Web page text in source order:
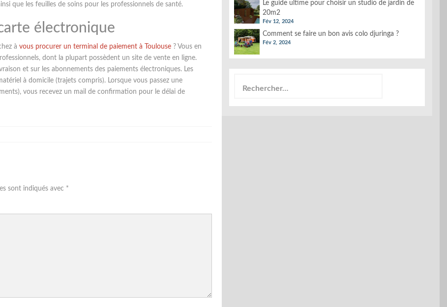
que les feuilles de soins pour les professionnels de santé.
électronique
à vous procurer un terminal de paiement à Toulouse ? Vous en
dont la plupart possèdent un site de vente en ligne.
et sur les abonnements des paiements électroniques. Les
à domicile (trajets compris). Lorsque vous passez une
vous recevez un mail de confirmation pour le délai de
sont indiqués avec *
Le guide ultime pour choisir un studio de jardin de
20m2
Fév 12, 2024
Comment se faire un bon avis colo djuringa ?
Fév 2, 2024